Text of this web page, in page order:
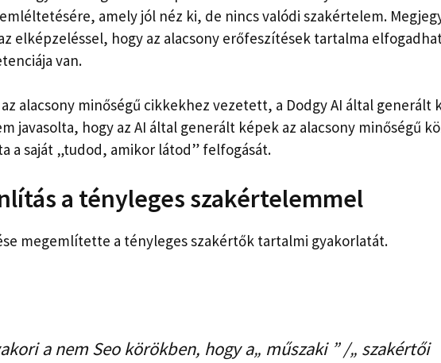
amely jól néz ki, de nincs valódi szakértelem.
elképzeléssel, hogy az alacsony erőfeszítések tartalma
van.
alacsony minőségű cikkekhez vezetett, a Dodgy AI által generált
javasolta, hogy az AI által generált képek az alacsony minőségű
a saját „tudod, amikor látod” felfogását.
a tényleges szakértelemmel
megemlítette a tényleges szakértők tartalmi gyakorlatát.
a nem Seo körökben, hogy a„ műszaki ” /„ szakértői